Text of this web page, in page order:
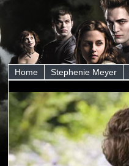
Home Stephenie Meyer